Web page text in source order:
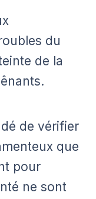
du
de la
de vérifier
que
pour
ne sont